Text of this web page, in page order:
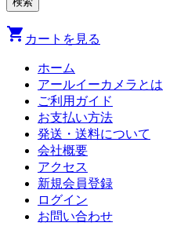
shopping_cart カートを見る
ホーム
アールイーカメラとは
ご利用ガイド
お支払い方法
発送・送料について
会社概要
アクセス
新規会員登録
ログイン
お問い合わせ